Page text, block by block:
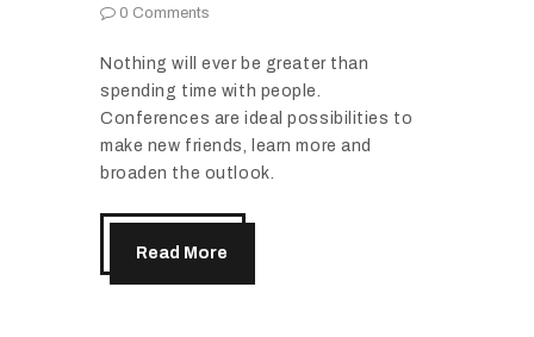
0 Comments
Nothing will ever be greater than
spending time with people.
Conferences are ideal possibilities to
make new friends, learn more and
broaden the outlook.
Read More